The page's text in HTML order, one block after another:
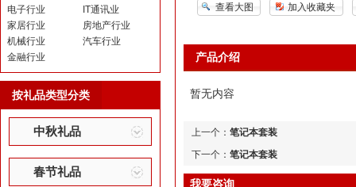
电子行业
IT通讯业
家居行业
房地产行业
机械行业
汽车行业
金融行业
按礼品类型分类
中秋礼品
春节礼品
查看大图 加入收藏夹
产品介绍
暂无内容
上一个： 笔记本套装
下一个： 笔记本套装
我要咨询